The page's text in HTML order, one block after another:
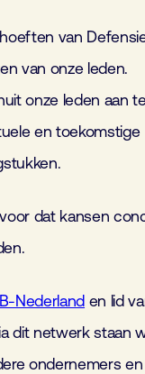
van
van onze leden.
onze leden aan
en toekomstige
dat kansen
Nederland en lid
dit netwerk staan
ondernemers en